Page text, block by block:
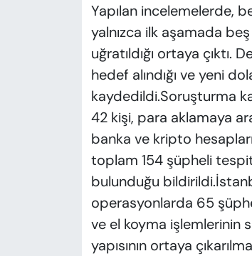
Yapılan incelemelerde,
yalnızca ilk aşamada
uğratıldığı ortaya
hedef alındığı ve yeni
kaydedildi.Soruşturma
42 kişi, para aklamaya
banka ve kripto
toplam 154 şüpheli
bulunduğu
operasyonlarda 65
ve el koyma işlemlerinin
yapısının ortaya